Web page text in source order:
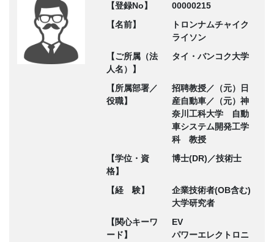
【登録No】
00000215
【名前】
トロンナムチャイク
ライソン
【ご所属（法
人名）】
タイ・バンコク大学
【所属部署／
役職】
招聘教授／（元）日
産自動車／（元）神
奈川工科大学 自動
車システム開発工学
科 教授
【学位・資
格】
博士(DR)／技術士
【経 験】
企業技術者(OB含む)
大学研究者
【関心キーワ
ード】
EV
パワーエレクトロニ